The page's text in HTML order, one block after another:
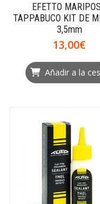
EFETTO
TAPPABUCO KIT DE
3,5mm
13,00€
Añadir a la